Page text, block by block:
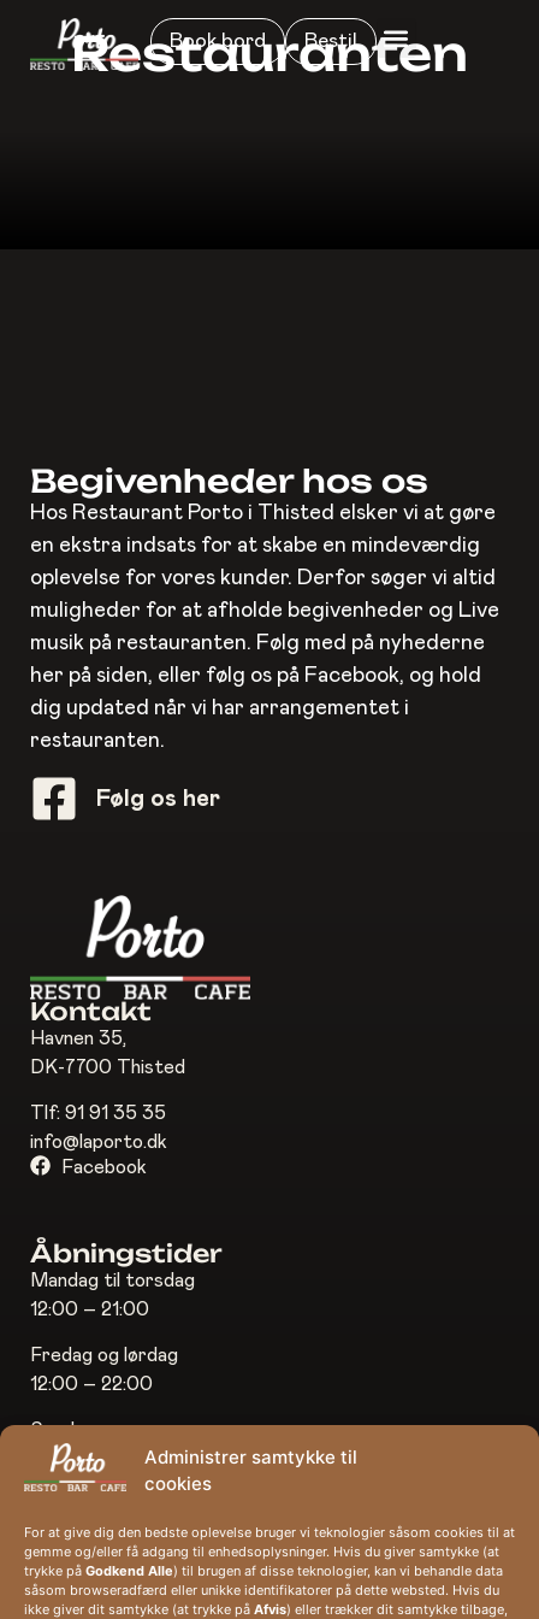
Administrer samtykke til
cookies
For at give dig den bedste oplevelse bruger vi teknologier såsom cookies til at
gemme og/eller få adgang til enhedsoplysninger. Hvis du giver samtykke (at
trykke på Godkend Alle) til brugen af disse teknologier, kan vi behandle data
såsom browseradfærd eller unikke identifikatorer på dette websted. Hvis du
ikke giver dit samtykke (at trykke på Afvis) eller trækker dit samtykke tilbage,
Book bord Bestil
Restauranten
Begivenheder hos os
Hos Restaurant Porto i Thisted elsker vi at gøre
en ekstra indsats for at skabe en mindeværdig
oplevelse for vores kunder. Derfor søger vi altid
muligheder for at afholde begivenheder og Live
musik på restauranten. Følg med på nyhederne
her på siden, eller følg os på Facebook, og hold
dig updated når vi har arrangementet i
restauranten.
Følg os her
Kontakt
Havnen 35,
DK-7700 Thisted
Tlf: 91 91 35 35
info@laporto.dk
Facebook
Åbningstider
Mandag til torsdag
12:00 – 21:00
Fredag og lørdag
12:00 – 22:00
Søndag
12:00 – 21:00
Nyhedsbrev